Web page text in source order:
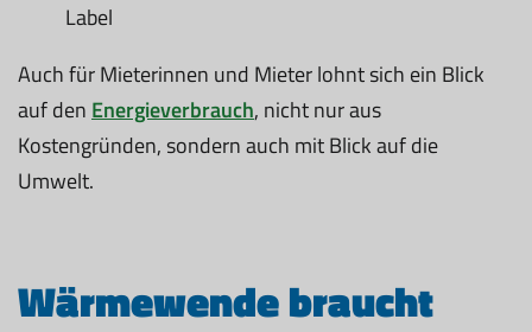
Label
Auch für Mieterinnen und Mieter lohnt sich ein Blick
auf den Energieverbrauch, nicht nur aus
Kostengründen, sondern auch mit Blick auf die
Umwelt.
Wärmewende braucht